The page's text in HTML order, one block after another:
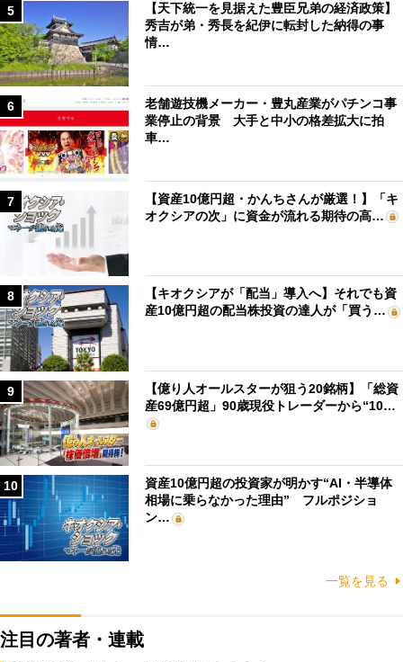
5
【天下統一を見据えた豊臣兄弟の経済政策】
秀吉が弟・秀長を紀伊に転封した納得の事
情…
6
老舗遊技機メーカー・豊丸産業がパチンコ事
業停止の背景 大手と中小の格差拡大に拍
車…
7
【資産10億円超・かんちさんが厳選！】「キ
オクシアの次」に資金が流れる期待の高…
8
【キオクシアが「配当」導入へ】それでも資
産10億円超の配当株投資の達人が「買う…
9
【億り人オールスターが狙う20銘柄】「総資
産69億円超」90歳現役トレーダーから“10…
10
資産10億円超の投資家が明かす“AI・半導体
相場に乗らなかった理由” フルポジショ
ン…
一覧を見る
注目の著者・連載